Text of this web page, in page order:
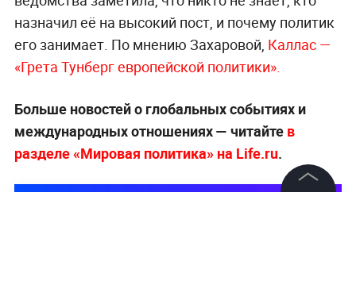
назначил её на высокий пост, и почему политик
его занимает. По мнению Захаровой, Каллас —
«Грета Тунберг европейской политики».
Больше новостей о глобальных событиях и
международных отношениях — читайте в
разделе «Мировая политика» на Life.ru.